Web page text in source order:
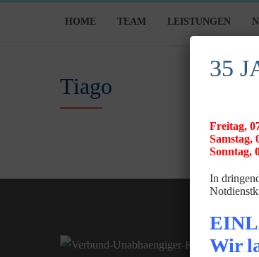
HOME TEAM LEISTUNGEN
Tiago
35
Freitag,
Samstag,
Sonntag,
In
Wir